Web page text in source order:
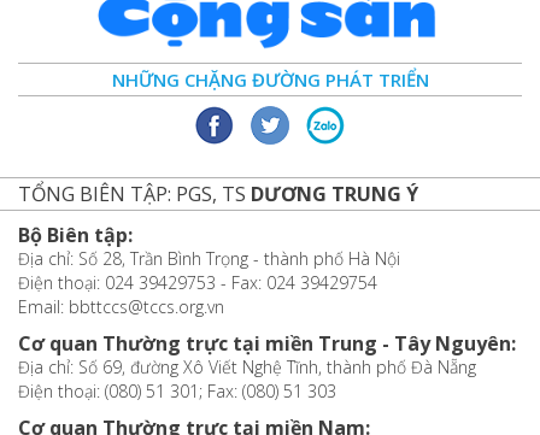
NHỮNG CHẶNG ĐƯỜNG PHÁT TRIỂN
TỔNG BIÊN TẬP: PGS, TS DƯƠNG TRUNG Ý
Bộ Biên tập:
Địa chỉ: Số 28, Trần Bình Trọng - thành phố Hà Nội
Điện thoại: 024 39429753 - Fax: 024 39429754
Email: bbttccs@tccs.org.vn
Cơ quan Thường trực tại miền Trung - Tây Nguyên:
Địa chỉ: Số 69, đường Xô Viết Nghệ Tĩnh, thành phố Đà Nẵng
Điện thoại: (080) 51 301; Fax: (080) 51 303
Cơ quan Thường trực tại miền Nam: